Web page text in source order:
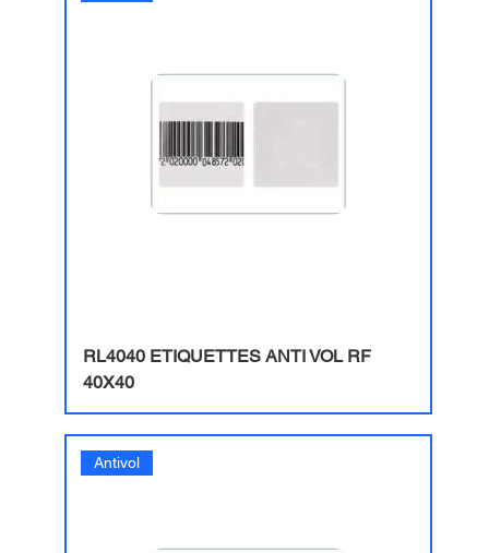
​RL4040 ETIQUETTES ANTI VOL RF
40X40
Antivol